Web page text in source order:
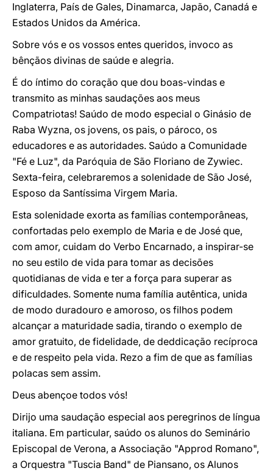
Inglaterra, País de Gales, Dinamarca, Japão, Canadá e
Estados Unidos da América.
Sobre vós e os vossos entes queridos, invoco as
bênçãos divinas de saúde e alegria.
É do íntimo do coração que dou boas-vindas e
transmito as minhas saudações aos meus
Compatriotas! Saúdo de modo especial o Ginásio de
Raba Wyzna, os jovens, os pais, o pároco, os
educadores e as autoridades. Saúdo a Comunidade
"Fé e Luz", da Paróquia de São Floriano de Zywiec.
Sexta-feira, celebraremos a solenidade de São José,
Esposo da Santíssima Virgem Maria.
Esta solenidade exorta as famílias contemporâneas,
confortadas pelo exemplo de Maria e de José que,
com amor, cuidam do Verbo Encarnado, a inspirar-se
no seu estilo de vida para tomar as decisões
quotidianas de vida e ter a força para superar as
dificuldades. Somente numa família autêntica, unida
de modo duradouro e amoroso, os filhos podem
alcançar a maturidade sadia, tirando o exemplo de
amor gratuito, de fidelidade, de deddicação recíproca
e de respeito pela vida. Rezo a fim de que as famílias
polacas sem assim.
Deus abençoe todos vós!
Dirijo uma saudação especial aos peregrinos de língua
italiana. Em particular, saúdo os alunos do Seminário
Episcopal de Verona, a Associação "Approd Romano",
a Orquestra "Tuscia Band" de Piansano, os Alunos